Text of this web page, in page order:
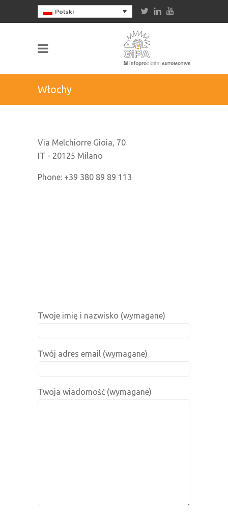
Polski
Włochy
Via Melchiorre Gioia, 70
IT - 20125 Milano
Phone: +39 380 89 89 113
Twoje imię i nazwisko (wymagane)
Twój adres email (wymagane)
Twoja wiadomość (wymagane)